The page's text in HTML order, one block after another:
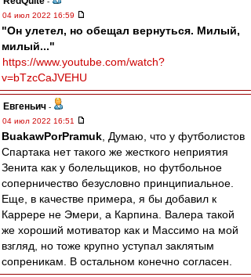
04 июл 2022 16:59
"Он улетел, но обещал вернуться. Милый,
милый..."
https://www.youtube.com/watch?
v=bTzcCaJVEHU
Евгеньич -
04 июл 2022 16:51
BuakawPorPramuk , Думаю, что у футболистов
Спартака нет такого же жесткого неприятия
Зенита как у болельщиков, но футбольное
соперничество безусловно принципиальное.
Еще, в качестве примера, я бы добавил к
Каррере не Эмери, а Карпина. Валера такой
же хороший мотиватор как и Массимо на мой
взгляд, но тоже крупно уступал заклятым
сопреникам. В остальном конечно согласен.